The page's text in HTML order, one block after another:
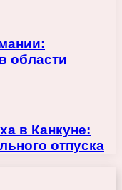
области
в Канкуне:
отпуска